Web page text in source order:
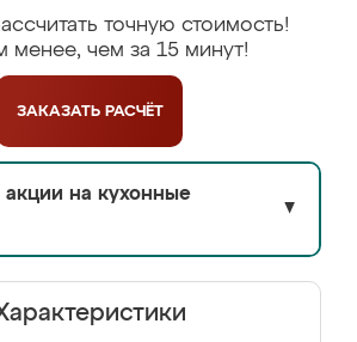
точную стоимость!
менее, чем за 15 минут!
ЗАКАЗАТЬ РАСЧЁТ
акции на кухонные
▼